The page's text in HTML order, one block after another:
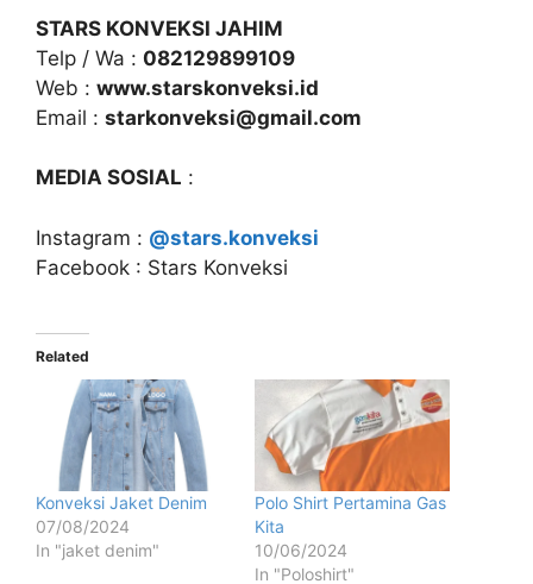
STARS KONVEKSI JAHIM
Telp / Wa : 082129899109
Web : www.starskonveksi.id
Email : starkonveksi@gmail.com
MEDIA SOSIAL :
Instagram : @stars.konveksi
Facebook : Stars Konveksi
Related
Konveksi Jaket Denim
07/08/2024
In "jaket denim"
Polo Shirt Pertamina Gas
Kita
10/06/2024
In "Poloshirt"